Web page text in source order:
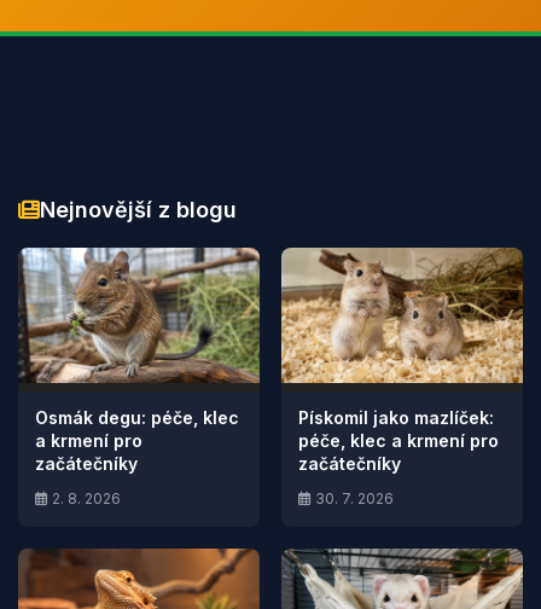
Nejnovější z blogu
Osmák degu: péče, klec
a krmení pro
začátečníky
2. 8. 2026
Pískomil jako mazlíček:
péče, klec a krmení pro
začátečníky
30. 7. 2026